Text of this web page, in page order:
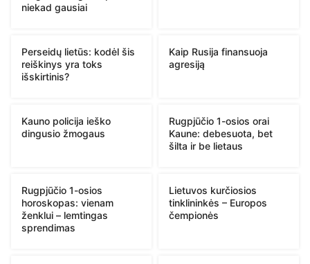
niekad gausiai
Perseidų lietūs: kodėl šis
reiškinys yra toks
išskirtinis?
Kaip Rusija finansuoja
agresiją
Kauno policija ieško
dingusio žmogaus
Rugpjūčio 1-osios orai
Kaune: debesuota, bet
šilta ir be lietaus
Rugpjūčio 1-osios
horoskopas: vienam
ženklui – lemtingas
sprendimas
Lietuvos kurčiosios
tinklininkės – Europos
čempionės